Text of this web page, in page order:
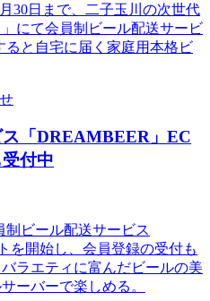
30日まで、二子玉川の次世代
にて会員制ビール配送サービ
ると自宅に届く家庭用本格ビ
「DREAMBEER」EC
付中
制ビール配送サービス
を開始し、会員登録の受付も
ラエティに富んだビールの美
ーバーで楽しめる。